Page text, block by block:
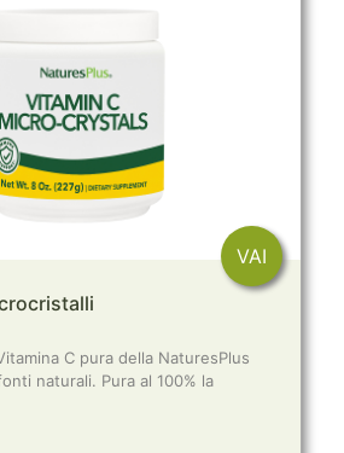
VAI
C pura della NaturesPlus
naturali. Pura al 100% la